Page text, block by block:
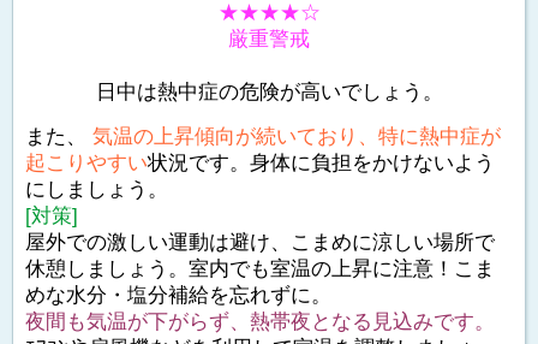
★★★★☆
厳重警戒
日中は熱中症の危険が高いでしょう。
また、 気温の上昇傾向が続いており、特に熱中症が
起こりやすい状況です。身体に負担をかけないよう
にしましょう。
[対策]
屋外での激しい運動は避け、こまめに涼しい場所で
休憩しましょう。室内でも室温の上昇に注意！こま
めな水分・塩分補給を忘れずに。
夜間も気温が下がらず、熱帯夜となる見込みです。